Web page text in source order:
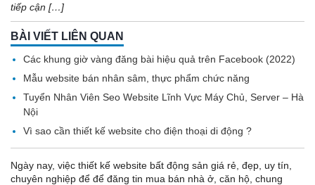
tiếp cận […]
BÀI VIẾT LIÊN QUAN
Các khung giờ vàng đăng bài hiệu quả trên Facebook (2022)
Mẫu website bán nhân sâm, thực phẩm chức năng
Tuyển Nhân Viên Seo Website Lĩnh Vực Máy Chủ, Server – Hà
Nội
Vì sao cần thiết kế website cho điện thoại di động ?
Ngày nay, việc thiết kế website bất động sản giá rẻ, đẹp, uy tín,
chuyên nghiệp để để đăng tin mua bán nhà ở, căn hộ, chung